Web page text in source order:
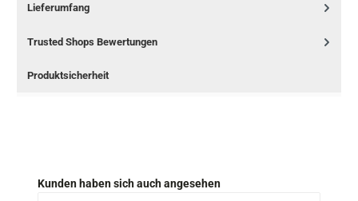
Lieferumfang
Trusted Shops Bewertungen
Produktsicherheit
Produktgalerie überspringen
Kunden haben sich auch angesehen